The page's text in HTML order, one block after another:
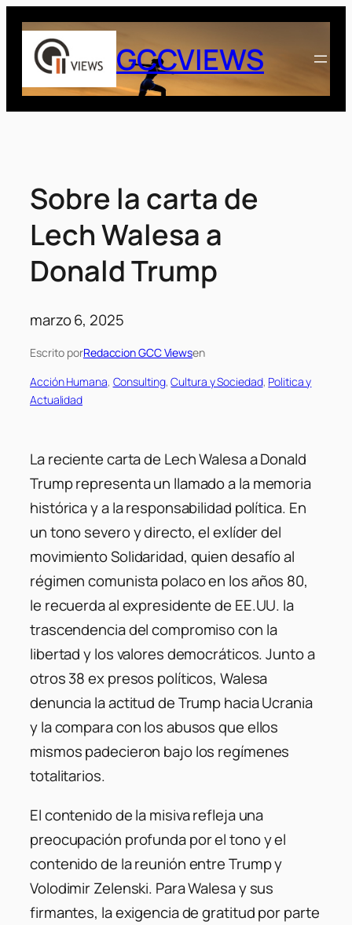
Saltar
contenido
GCCVIEWS
Sobre la carta de
Lech Walesa a
Donald Trump
marzo 6, 2025
Escrito porRedaccion GCC Viewsen
Acción Humana, Consulting, Cultura y Sociedad, Politica y
Actualidad
La reciente carta de Lech Walesa a Donald
Trump representa un llamado a la memoria
histórica y a la responsabilidad política. En
un tono severo y directo, el exlíder del
movimiento Solidaridad, quien desafío al
régimen comunista polaco en los años 80,
le recuerda al expresidente de EE.UU. la
trascendencia del compromiso con la
libertad y los valores democráticos. Junto a
otros 38 ex presos políticos, Walesa
denuncia la actitud de Trump hacia Ucrania
y la compara con los abusos que ellos
mismos padecieron bajo los regímenes
totalitarios.
El contenido de la misiva refleja una
preocupación profunda por el tono y el
contenido de la reunión entre Trump y
Volodimir Zelenski. Para Walesa y sus
firmantes, la exigencia de gratitud por parte